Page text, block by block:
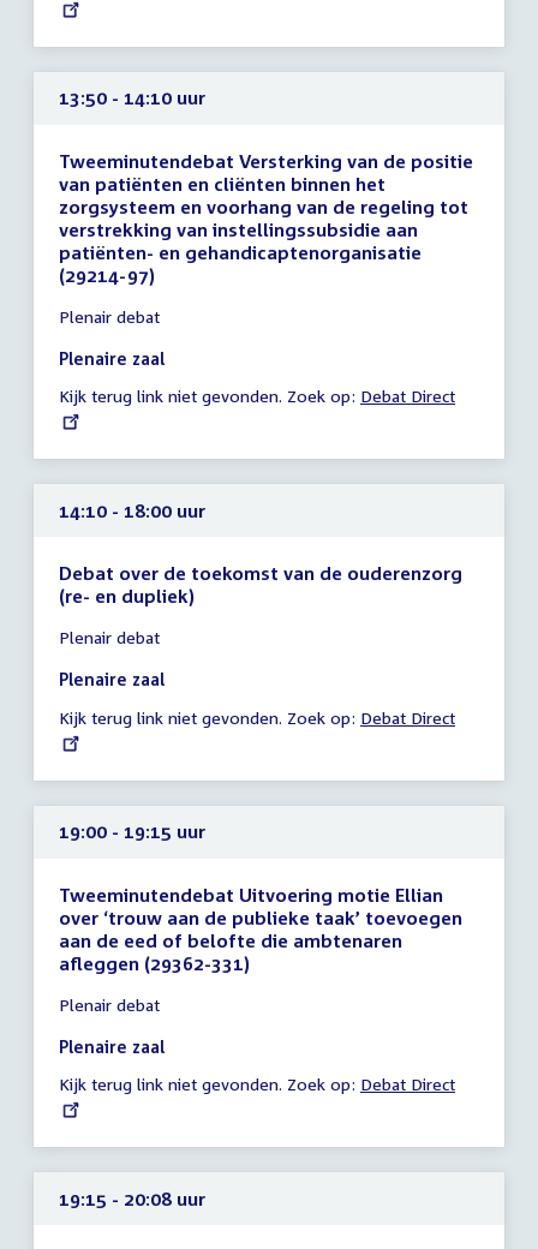
uur
13:50 - 14:10 uur
Tweeminutendebat Versterking van de positie
van patiënten en cliënten binnen het
zorgsysteem en voorhang van de regeling tot
verstrekking van instellingssubsidie aan
patiënten- en gehandicaptenorganisatie
(29214-97)
vergadering
13:50
14:10
uur
Plenair debat
Plenaire zaal
Kijk terug link niet gevonden. Zoek op: External
Debat Direct
14:10 - 18:00 uur
Debat over de toekomst van de ouderenzorg
(re- en dupliek)
vergadering
14:10
18:00
uur
Plenair debat
Plenaire zaal
Kijk terug link niet gevonden. Zoek op: External
Debat Direct
19:00 - 19:15 uur
Tweeminutendebat Uitvoering motie Ellian
over ‘trouw aan de publieke taak’ toevoegen
aan de eed of belofte die ambtenaren
afleggen (29362-331)
vergadering
19:00
19:15
uur
Plenair debat
Plenaire zaal
Kijk terug link niet gevonden. Zoek op: External
Debat Direct
19:15 - 20:08 uur